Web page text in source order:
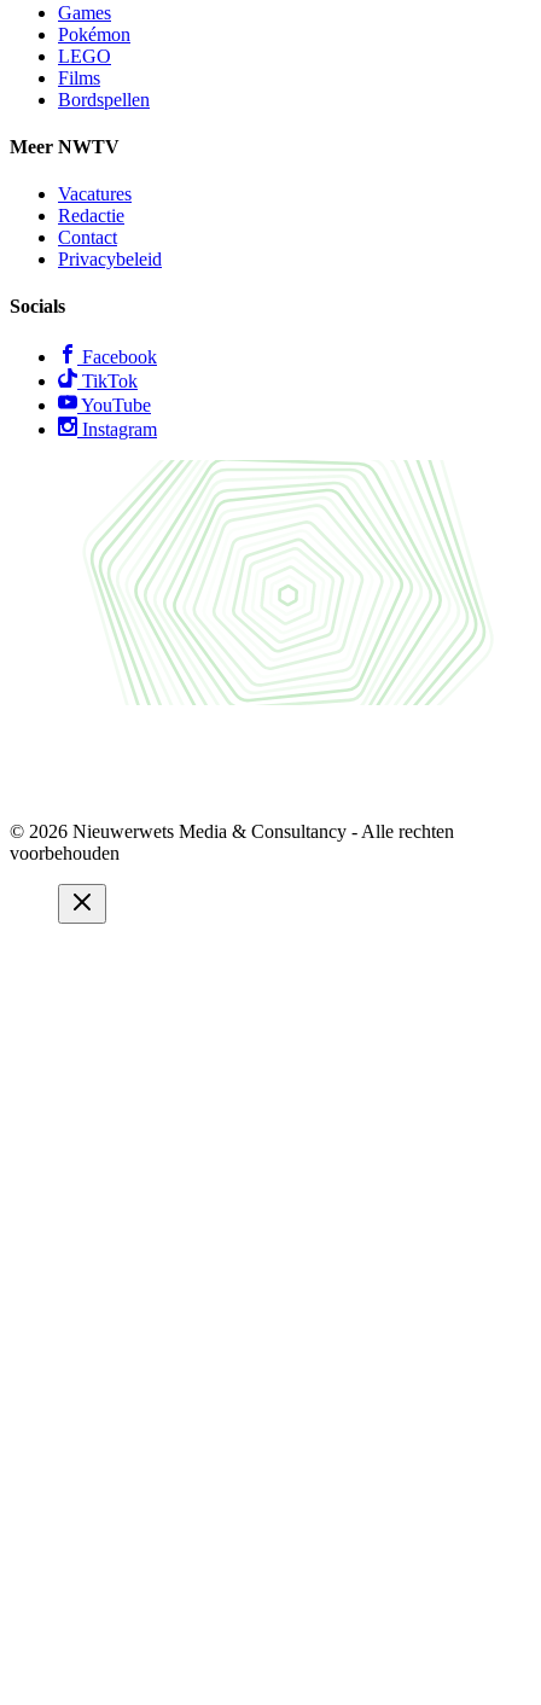
Games
Pokémon
LEGO
Films
Bordspellen
Meer NWTV
Vacatures
Redactie
Contact
Privacybeleid
Socials
Facebook
TikTok
YouTube
Instagram
© 2026 Nieuwerwets Media & Consultancy - Alle rechten
voorbehouden